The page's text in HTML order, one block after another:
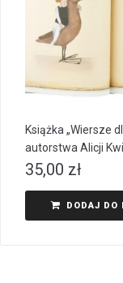
Książka „Wiersze
autorstwa Alicji
35,00 zł
DODAJ DO